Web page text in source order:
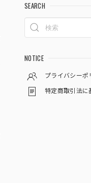
SEARCH
NOTICE
プライバシーポ
特定商取引法に